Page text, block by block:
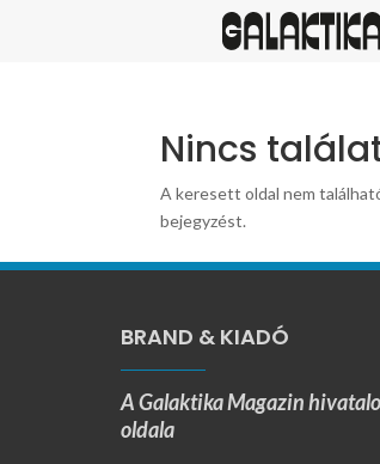
Nincs
A keresett oldal nem
bejegyzést.
BRAND & KIADÓ
A Galaktika Magazin
oldala